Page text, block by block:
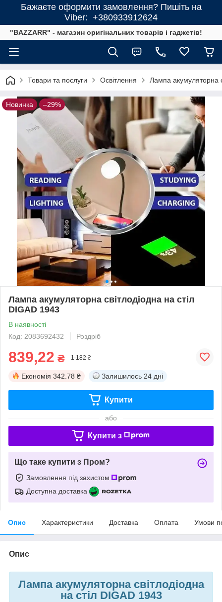
Бажаєте оформити замовлення? Пишіть на
Viber: +380933912624
"BAZZARR" - магазин оригінальних товарів і гаджетів!
Товари та послуги Освітлення Лампа акумуляторна
Новинка –29%
Лампа акумуляторна світлодіодна на стіл
DIGAD 1943
В наявності
Код: 2083692432
Роздріб
839,22 ₴ 1 182 ₴
Економія 342.78 ₴ Залишилось 24 дні
Купити
або
Купити з
Що таке купити з Пром?
Замовлення під захистом
Доступна доставка
Опис Характеристики Доставка Оплата Умови
Опис
Лампа акумуляторна світлодіодна
на стіл DIGAD 1943